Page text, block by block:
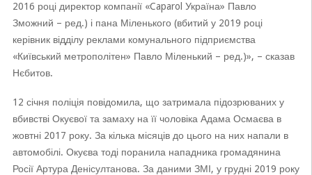
2016 році директор компанії «Caparol Україна» Павло
Зможний – ред.) і пана Міленького (вбитий у 2019 році
керівник відділу реклами комунального підприємства
«Київський метрополітен» Павло Міленький – ред.)», – сказав
Нєбитов.
12 січня поліція повідомила, що затримала підозрюваних у
вбивстві Окуєвої та замаху на її чоловіка Адама Осмаєва в
жовтні 2017 року. За кілька місяців до цього на них напали в
автомобілі. Окуєва тоді поранила нападника громадянина
Росії Артура Денісултанова. За даними ЗМІ, у грудні 2019 року